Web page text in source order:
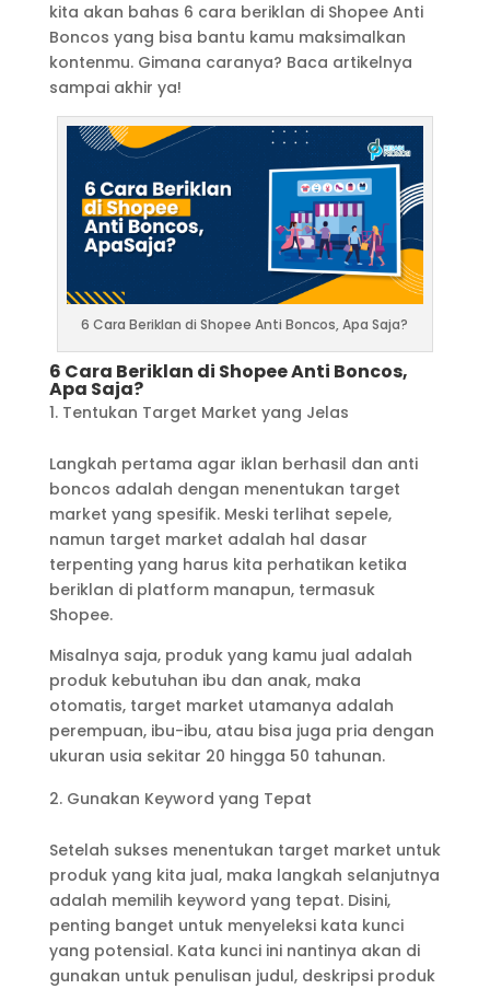
kita akan bahas 6 cara beriklan di Shopee Anti
Boncos yang bisa bantu kamu maksimalkan
kontenmu. Gimana caranya? Baca artikelnya
sampai akhir ya!
6 Cara Beriklan di Shopee Anti Boncos, Apa Saja?
6 Cara Beriklan di Shopee Anti Boncos,
Apa Saja?
Tentukan Target Market yang Jelas
Langkah pertama agar iklan berhasil dan anti
boncos adalah dengan menentukan target
market yang spesifik. Meski terlihat sepele,
namun target market adalah hal dasar
terpenting yang harus kita perhatikan ketika
beriklan di platform manapun, termasuk
Shopee.
Misalnya saja, produk yang kamu jual adalah
produk kebutuhan ibu dan anak, maka
otomatis, target market utamanya adalah
perempuan, ibu-ibu, atau bisa juga pria dengan
ukuran usia sekitar 20 hingga 50 tahunan.
Gunakan Keyword yang Tepat
Setelah sukses menentukan target market untuk
produk yang kita jual, maka langkah selanjutnya
adalah memilih keyword yang tepat. Disini,
penting banget untuk menyeleksi kata kunci
yang potensial. Kata kunci ini nantinya akan di
gunakan untuk penulisan judul, deskripsi produk